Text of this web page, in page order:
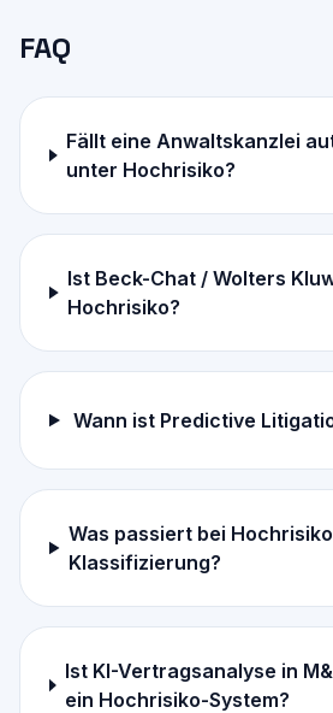
FAQ
Fällt eine Anwaltskanzlei
unter Hochrisiko?
Ist Beck-Chat / Wolters
Hochrisiko?
Wann ist Predictive
Was passiert bei
Klassifizierung?
Ist KI-Vertragsanalyse in
ein Hochrisiko-System?